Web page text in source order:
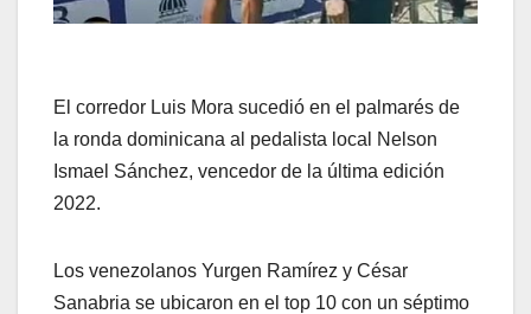
El corredor Luis Mora sucedió en el palmarés de
la ronda dominicana al pedalista local Nelson
Ismael Sánchez, vencedor de la última edición
2022.
Los venezolanos Yurgen Ramírez y César
Sanabria se ubicaron en el top 10 con un séptimo